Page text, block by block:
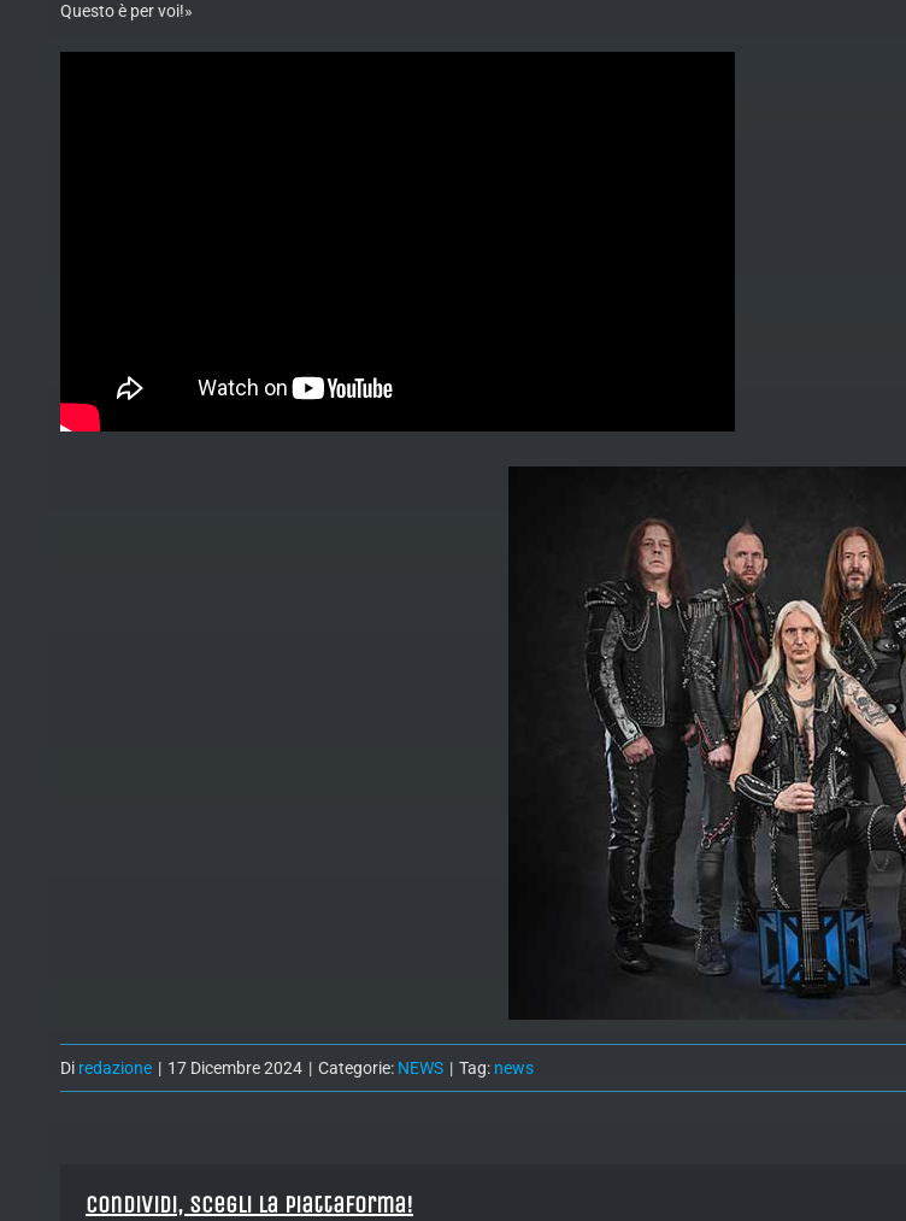
Questo è per voi!»
Di redazione | 17 Dicembre 2024 | Categorie: NEWS | Tag: news
Condividi, Scegli la piattaforma!